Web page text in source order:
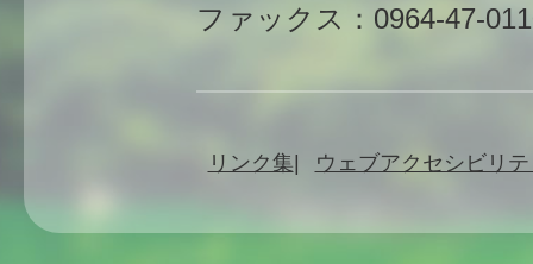
ファックス：0964-47-
リンク集 ウェブアクセシビリ